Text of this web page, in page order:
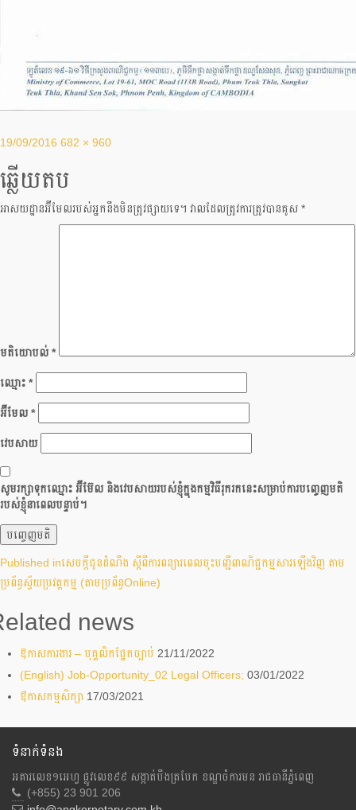
Posted
19/09/2016 Full
682 × 960
ឆ្លើយ​តប
អាសយដ្ឋាន​អ៊ីមែល​របស់​អ្នក​នឹង​មិន​ត្រូវ​ផ្សាយ​ទេ។ វាល​ដែល​ត្រូវ​ការ​ត្រូវ​បាន​គូស *
មតិ​យោបល់*
ឈ្មោះ *
អ៊ីមែល*
វេបសាយ
សូមរក្សាទុកឈ្មោះ អ៊ីម៊ែល និងវេបសាយរបស់ខ្ញុំក្នុងកម្មវិធីរុករកនេះសម្រាប់ការបញ្ចេញមតិ
របស់ខ្ញុំនាពេលបន្ទាប់។
ការ​
នាំទិស​
ប្រកាស
Published inសេចក្តីជូនដំណឹង ស្តីពីការពន្យារពេលចុះបញ្ជីពាណិជ្ជកម្មសារឡើងវិញ តាម
ប្រព័ន្ធស្វ័យប្រវត្តកម្ម (តាមប្រព័ន្ធOnline)
news
ឱកាសការងារ – បុគ្គលិកផ្នែកច្បាប់ 21/11/2022
(English) Job-Opportunity_02 Legal Officers; 03/01/2022
ឳកាសកម្មសិក្សា 17/03/2021
ទំនាក់ទំនង
អគារលេខ១អេហ្វ ផ្លូវលេខ៩៩ សង្កាត់បឹងត្របែក ខណ្ឌចំការមន រាជធានីភ្នំពេញ
(+855) 23 901 206